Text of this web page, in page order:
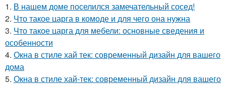
1. В нашем доме поселился замечательный сосед!
2. Что такое царга в комоде и для чего она нужна
3. Что такое царга для мебели: основные сведения и
особенности
4. Окна в стиле хай тек: современный дизайн для вашего
дома
5. Окна в стиле хай-тек: современный дизайн для вашего